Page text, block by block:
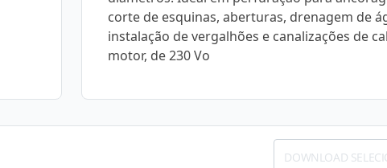
corte de esquinas, aberturas, drenagem de
instalação de vergalhões e canalizações de
motor, de 230 Vo
DOWNLOAD